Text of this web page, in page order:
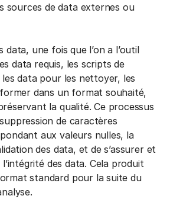
sources de data externes ou
data, une fois que l’on a l’outil
data requis, les scripts de
data pour les nettoyer, les
dans un format souhaité,
la qualité. Ce processus
de caractères
aux valeurs nulles, la
des data, et de s’assurer et
des data. Cela produit
standard pour la suite du